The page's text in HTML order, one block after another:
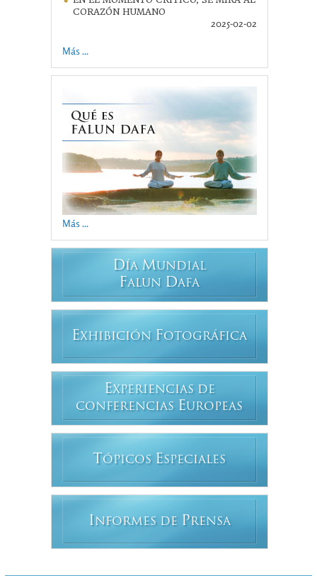
CORAZÓN HUMANO
2025-02-02
Más ...
Más ...
DÍA MUNDIAL
FALUN DAFA
EXHIBICIÓN FOTOGRÁFICA
EXPERIENCIAS DE
CONFERENCIAS EUROPEAS
T ÓPICOS ESPECIALES
INFORMES DE PRENSA